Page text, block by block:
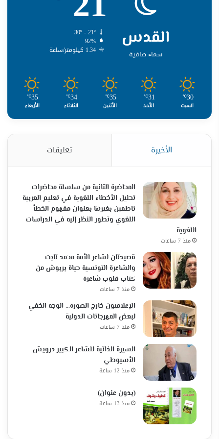
القدس
سماء صافية
30º - 21º
92%
1.34 كيلومتر/ساعة
30
℃
السبت
31
℃
الأحد
35
℃
الأثنين
34
℃
الثلاثاء
35
℃
الأربعاء
الأخيرة تعليقات
المحاضرة الثانية من سلسلة محاضرات
تحليل الأخطاء اللغوية في تعليم العربية
ناطقين بغيرها بعنوان مفهوم الخطأ
اللغوي وتطور النظر إليه في الدراسات
اللغوية
منذ 7 ساعات
قصيدتان لشاعر الأمة محمد ثابت
والشاعرة التونسية حياة بربوش من
كتاب قلوب شاعرة
منذ 7 ساعات
الإعلاميون خارج الصورة… الوجه الخفي
لبعض المهرجانات الدولية
منذ 7 ساعات
السيرة الذاتية للشاعر الكبير درويش
الأسيوطي
منذ 12 ساعة
(بدون عنوان)
منذ 13 ساعة